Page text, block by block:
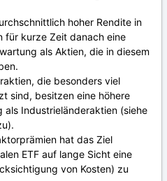
hoher Rendite in
für kurze Zeit danach eine
als Aktien, die in diesem
die besonders viel
sind, besitzen eine höhere
Industrieländeraktien (siehe
hat das Ziel
ETF auf lange Sicht eine
von Kosten) zu